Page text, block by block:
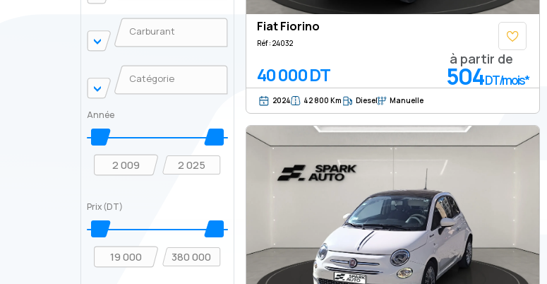
Année
Prix (DT)
Fiat Fiorino
Réf : 24032
40 000 DT
à partir de
504DT/mois*
2024 42 800 Km Diesel Manuelle